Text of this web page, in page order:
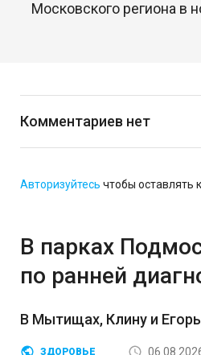
Московского региона в
Комментариев нет
Авторизуйтесь чтобы оставлять
В парках
по ранней
В Мытищах, Клину и
ЗДОРОВЬЕ